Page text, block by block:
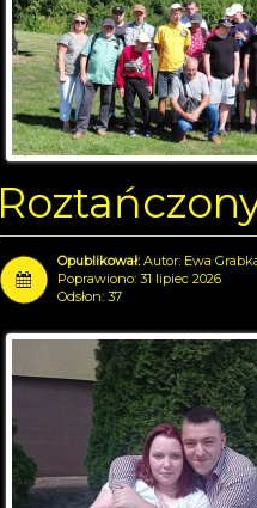
Autor: Ewa
Poprawiono: 31 lipiec 2026
Odsłon: 37